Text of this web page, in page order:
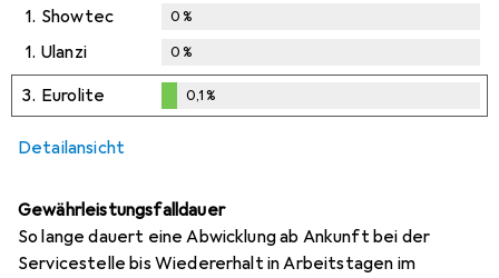
1. Showtec 0%
1. Ulanzi 0%
3. Eurolite
0,1%
0,1%
Detailansicht
Gewährleistungsfalldauer
So lange dauert eine Abwicklung ab Ankunft bei der
Servicestelle bis Wiedererhalt in Arbeitstagen im